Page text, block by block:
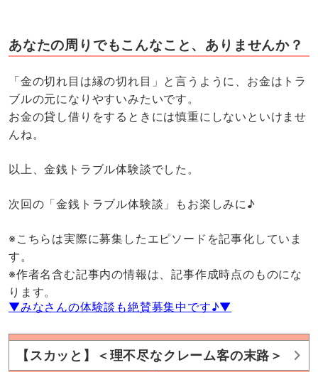
あなたの周りでもこんなこと、ありませんか？
「金の切れ目は縁の切れ目」と言うように、お金はトラ
ブルの元になりやすいみたいです。
お金の貸し借りをするときには慎重にしないといけませ
んね。
以上、金銭トラブル体験談でした。
次回の「金銭トラブル体験談」もお楽しみに♪
※こちらは実際に募集したエピソードを記事化していま
す。
※作者名含む記事内の情報は、記事作成時点のものにな
ります。
▼みなさんの体験談も絶賛募集中です♪▼
【スカッと】＜理不尽なクレーム客の末路＞